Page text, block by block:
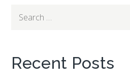
Search
Recent Posts